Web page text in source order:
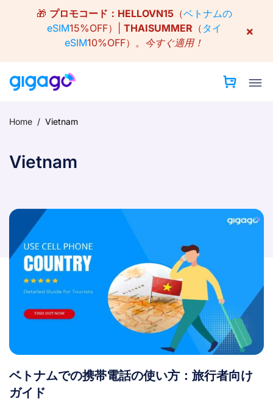
🎁 プロモコード： HELLOVN15（ベトナムの
eSIM15%OFF）| THAISUMMER （ タイ
eSIM10%OFF）。 今すぐ適用！
×
Home / Vietnam
Vietnam
ベトナムでの携帯電話の使い方：旅行者向け
ガイド